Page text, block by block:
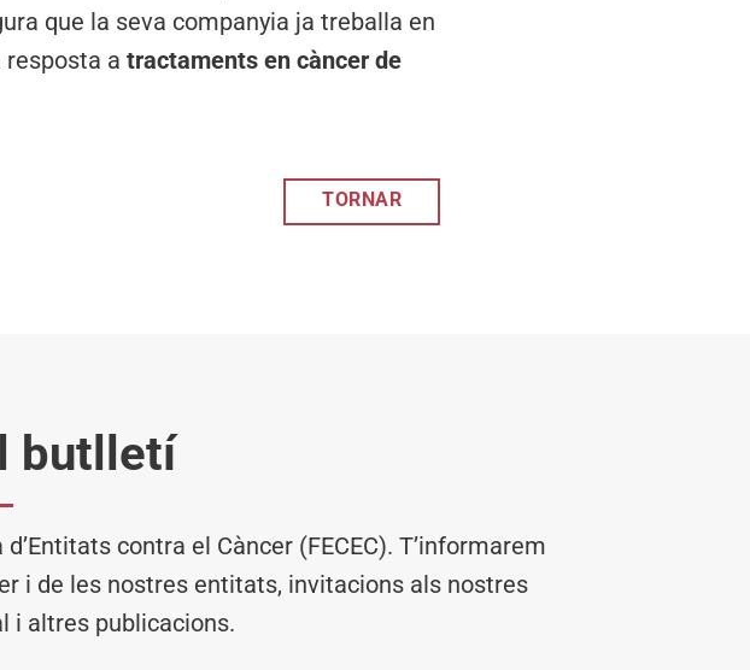
que la seva companyia ja treballa en
resposta atractaments en càncer de
TORNAR
butlletí
contra el Càncer (FECEC). T’informarem
i de les nostres entitats, invitacions als nostres
i altres publicacions.